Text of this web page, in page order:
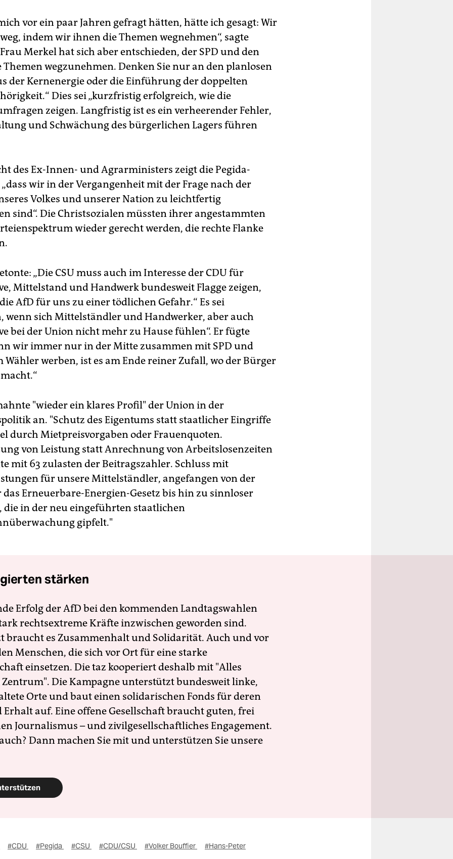
vor ein paar Jahren gefragt hätten, hätte ich gesagt: Wir
indem wir ihnen die Themen wegnehmen“, sagte
Merkel hat sich aber entschieden, der SPD und den
Themen wegzunehmen. Denken Sie nur an den planlosen
der Kernenergie oder die Einführung der doppelten
Dies sei „kurzfristig erfolgreich, wie die
zeigen. Langfristig ist es ein verheerender Fehler,
und Schwächung des bürgerlichen Lagers führen
des Ex-Innen- und Agrarministers zeigt die Pegida-
wir in der Vergangenheit mit der Frage nach der
Volkes und unserer Nation zu leichtfertig
sind“. Die Christsozialen müssten ihrer angestammten
wieder gerecht werden, die rechte Flanke
„Die CSU muss auch im Interesse der CDU für
Mittelstand und Handwerk bundesweit Flagge zeigen,
AfD für uns zu einer tödlichen Gefahr.“ Es sei
wenn sich Mittelständler und Handwerker, aber auch
bei der Union nicht mehr zu Hause fühlen“. Er fügte
wir immer nur in der Mitte zusammen mit SPD und
Wähler werben, ist es am Ende reiner Zufall, wo der Bürger
"wieder ein klares Profil" der Union in der
an. "Schutz des Eigentums statt staatlicher Eingriffe
durch Mietpreisvorgaben oder Frauenquoten.
von Leistung statt Anrechnung von Arbeitslosenzeiten
mit 63 zulasten der Beitragszahler. Schluss mit
für unsere Mittelständler, angefangen von der
Erneuerbare-Energien-Gesetz bis hin zu sinnloser
die in der neu eingeführten staatlichen
gipfelt."
stärken
Erfolg der AfD bei den kommenden Landtagswahlen
rechtsextreme Kräfte inzwischen geworden sind.
braucht es Zusammenhalt und Solidarität. Auch und vor
Menschen, die sich vor Ort für eine starke
einsetzen. Die taz kooperiert deshalb mit "Alles
Die Kampagne unterstützt bundesweit linke,
Orte und baut einen solidarischen Fonds für deren
Erhalt auf. Eine offene Gesellschaft braucht guten, frei
Journalismus – und zivilgesellschaftliches Engagement.
Dann machen Sie mit und unterstützen Sie unsere
#CDU #Pegida #CSU #CDU/CSU #Volker Bouffier
#Hans-Peter